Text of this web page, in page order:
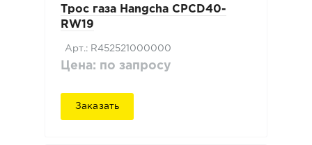
Трос газа Hangcha CPCD40-
RW19
Арт.: R452521000000
Цена: по запросу
Заказать